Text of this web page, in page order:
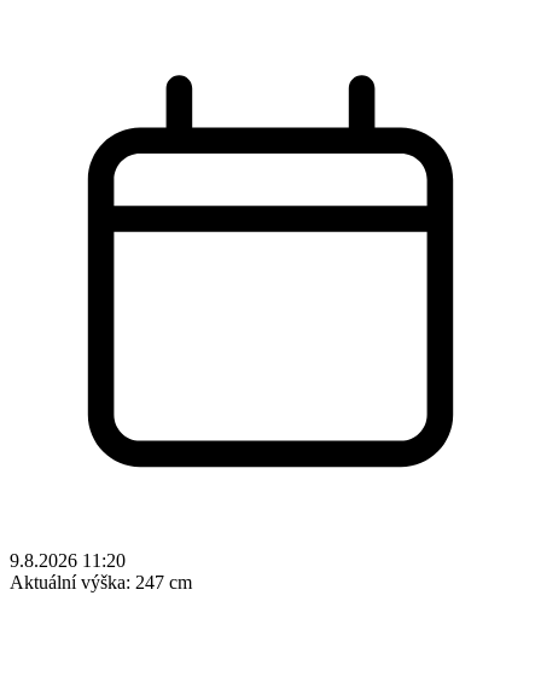
9.8.2026 11:20
Aktuální výška: 247 cm